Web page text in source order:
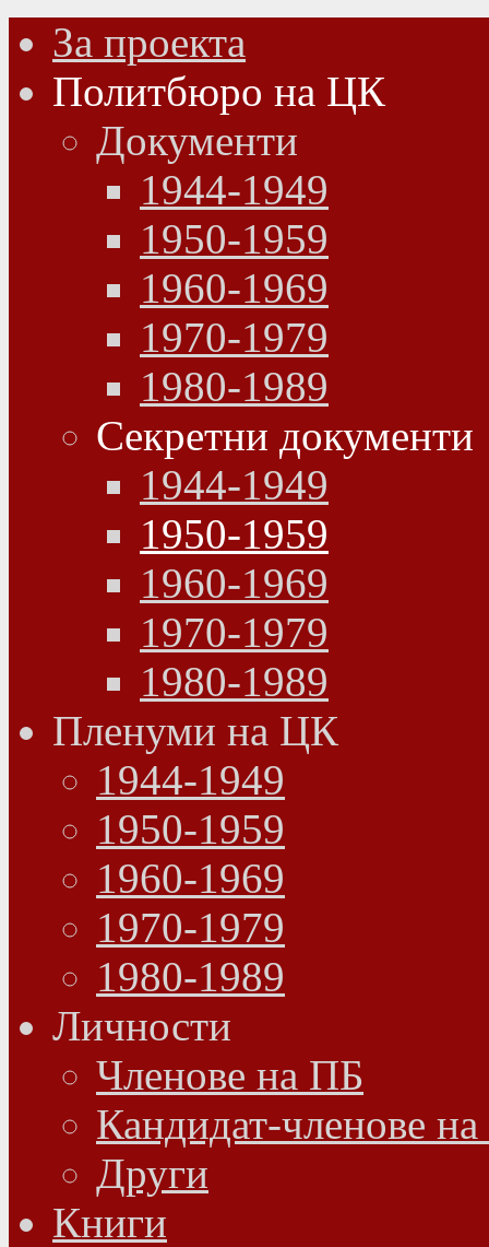
За проекта
Политбюро на ЦК
Документи
1944-1949
1950-1959
1960-1969
1970-1979
1980-1989
Секретни документи
1944-1949
1950-1959
1960-1969
1970-1979
1980-1989
Пленуми на ЦК
1944-1949
1950-1959
1960-1969
1970-1979
1980-1989
Личности
Членове на ПБ
Кандидат-членове
Други
Книги